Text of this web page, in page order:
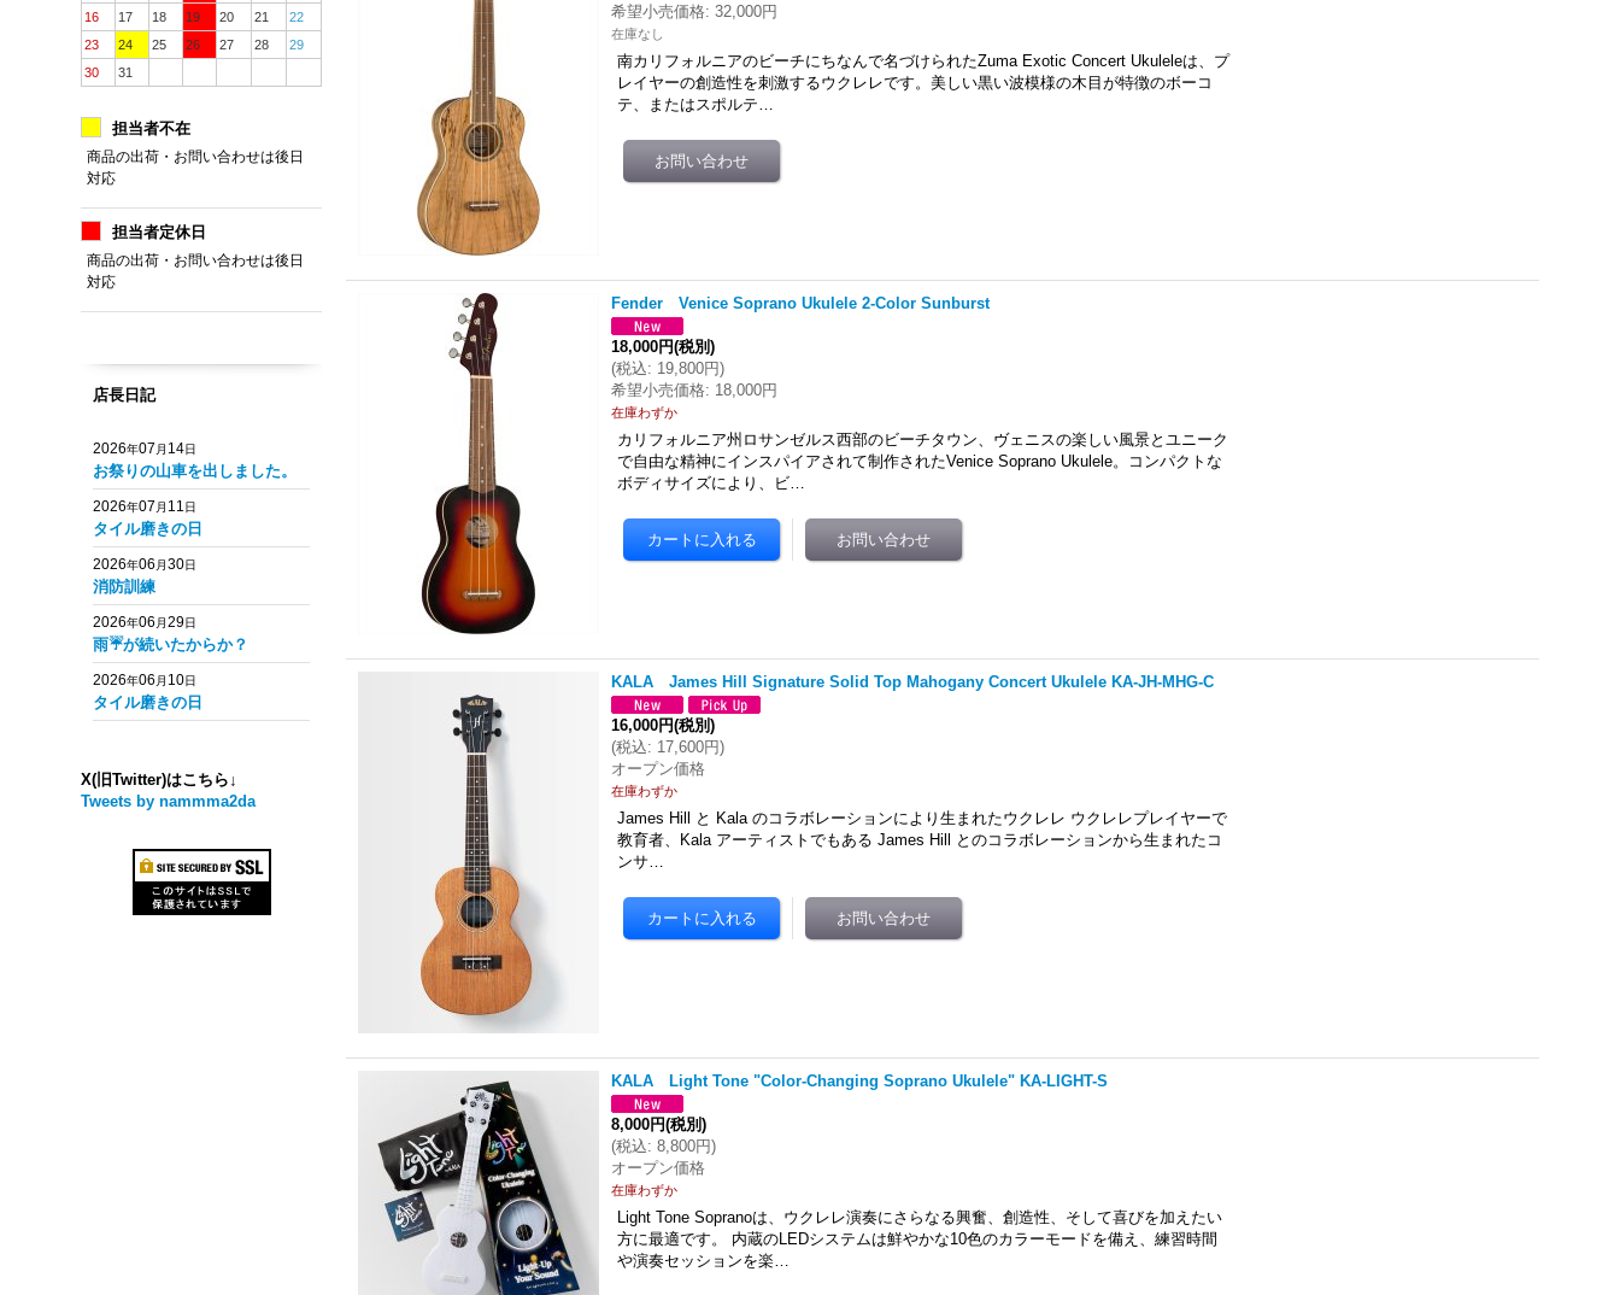
16
17 18 19 20 21
22
23
24 25 26 27 28
29
30
31
担当者不在
商品の出荷・お問い合わせは後日
対応
担当者定休日
商品の出荷・お問い合わせは後日
対応
店長日記
2026年07 月 14日
お祭りの山車を出しました。
2026年07 月 11日
タイル磨きの日
2026年06 月30日
消防訓練
2026年06 月29日
雨☔️が続いたからか？
2026年06 月 10日
タイル磨きの日
X(旧Twitter)はこちら↓
Tweets by nammma2da
希望小売価格: 32,000円
在庫なし
南カリフォルニアのビーチにちなんで名づけられたZuma Exotic Concert Ukuleleは、プ
レイヤーの創造性を刺激するウクレレです。美しい黒い波模様の木目が特徴のボーコ
テ、またはスポルテ…
Fender Venice Soprano Ukulele 2-Color Sunburst
18,000円(税別)
(税込: 19,800円)
希望小売価格: 18,000円
在庫わずか
カリフォルニア州ロサンゼルス西部のビーチタウン、ヴェニスの楽しい風景とユニーク
で自由な精神にインスパイアされて制作されたVenice Soprano Ukulele。コンパクトな
ボディサイズにより、ビ…
KALA James Hill Signature Solid Top Mahogany Concert Ukulele KA-JH-MHG-C
16,000円(税別)
(税込: 17,600円)
オープン価格
在庫わずか
James Hill と Kala のコラボレーションにより生まれたウクレレ ウクレレプレイヤーで
教育者、Kala アーティストでもある James Hill とのコラボレーションから生まれたコ
ンサ…
KALA Light Tone "Color-Changing Soprano Ukulele" KA-LIGHT-S
8,000円(税別)
(税込: 8,800円)
オープン価格
在庫わずか
Light Tone Sopranoは、ウクレレ演奏にさらなる興奮、創造性、そして喜びを加えたい
方に最適です。 内蔵のLEDシステムは鮮やかな10色のカラーモードを備え、練習時間
や演奏セッションを楽…